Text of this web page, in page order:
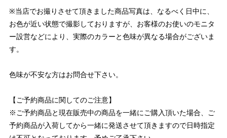
※当店でお撮りさせて頂きました商品写真は、なるべく日中に、
お色が近い状態で撮影しておりますが、お客様のお使いのモニタ
ー設営などにより、実際のカラーと色味が異なる場合がございま
す。
色味が不安な方はお問合せ下さい。
【ご予約商品に関してのご注意】
※ご予約商品と現在販売中の商品を一緒にご購入頂いた場合、ご
予約商品が入荷してから一緒に発送させて頂きますので日時指定